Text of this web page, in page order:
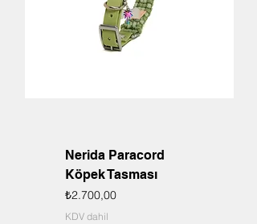
Nerida Paracord
Köpek Tasması
Fiyat
₺2.700,00
KDV dahil